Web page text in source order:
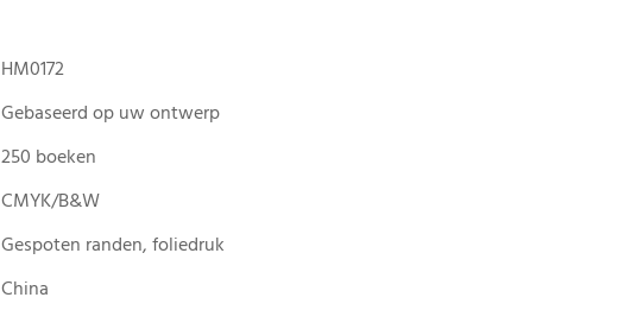
HM0172
Gebaseerd op uw ontwerp
250 boeken
CMYK/B&W
Gespoten randen, foliedruk
China